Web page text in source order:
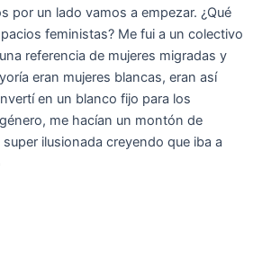
por un lado vamos a empezar. ¿Qué
feministas? Me fui a un colectivo
referencia de mujeres migradas y
eran mujeres blancas, eran así
en un blanco fijo para los
me hacían un montón de
ilusionada creyendo que iba a